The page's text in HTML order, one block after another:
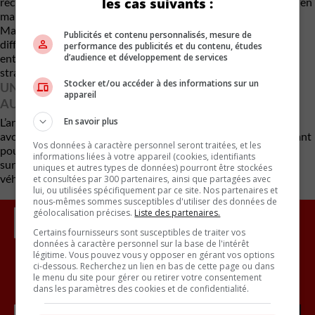
maintenant un certain encadrement du marché automobile.
Malgré cette avancée, le premier ministre reconnaît que le
différend tarifaire global entre le Canada et la Chine n’est pas
entièrement réglé, notamment sur les enjeux industriels et
stratégiques à long terme.
UN VIRAGE À SURVEILLER POUR LE MARCHÉ
AUTOMOBILE
L’arrivée potentielle massive de VÉ chinois à bas prix pourrait
avoir des répercussions importantes sur le marché canadien, tant
pour les constructeurs établis que pour les consommateurs,
surtout dans un contexte de ralentissement des ventes de
véhicules électriques en Amérique du Nord.
Inscrivez vous à l'infolettre.
Publicités et contenu personnalisés, mesure de
performance des publicités et du contenu, études
d’audience et développement de services
Stocker et/ou accéder à des informations sur un
appareil
En savoir plus
Vos données à caractère personnel seront traitées, et les
informations liées à votre appareil (cookies, identifiants
uniques et autres types de données) pourront être stockées
et consultées par 300 partenaires, ainsi que partagées avec
lui, ou utilisées spécifiquement par ce site. Nos partenaires et
nous-mêmes sommes susceptibles d'utiliser des données de
géolocalisation précises. Liste des partenaires.
Certains fournisseurs sont susceptibles de traiter vos
données à caractère personnel sur la base de l'intérêt
légitime. Vous pouvez vous y opposer en gérant vos options
ci-dessous. Recherchez un lien en bas de cette page ou dans
le menu du site pour gérer ou retirer votre consentement
dans les paramètres des cookies et de confidentialité.